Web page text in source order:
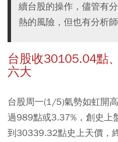
續台股的操作，儘管有
熱的風險，但也有分析
台股收30105.04點
六大
台股周一(1/5)氣勢如虹開
過989點或3.37%，創史上
到30339.32點史上天價，